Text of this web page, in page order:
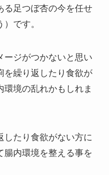
る足つぼ杏の今を任せ
です。
ージがつかないと思い
を繰り返したり食欲が
境の乱れかもしれま
したり食欲がない方に
腸内環境を整える事を